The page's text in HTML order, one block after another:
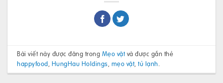
Bài viết này được đăng trong Mẹo vặtvà được gắn thẻ
happyfood, HungHau Holdings, mẹo vặt,tủ lạnh.